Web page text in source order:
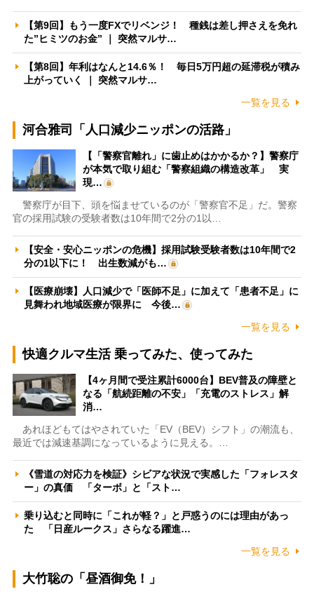
【第9回】もう一度FXでリベンジ！ 種銭は差し押さえを免れ
た”ヒミツのお金” ｜ 突然マルサ…
【第8回】年利はなんと14.6％！ 毎日5万円超の延滞税が積み
上がっていく ｜ 突然マルサ…
一覧を見る
河合雅司「人口減少ニッポンの活路」
【「警察官離れ」に歯止めはかかるか？】警察庁
が本気で取り組む「警察組織の構造改革」 実
現…
警察庁が目下、頭を悩ませているのが「警察官不足」だ。警察
官の採用試験の受験者数は10年間で2分の1以…
【安全・安心ニッポンの危機】採用試験受験者数は10年間で2
分の1以下に！ 出生数減がも…
【医療崩壊】人口減少で「医師不足」に加えて「患者不足」に
見舞われ地域医療が限界に 今後…
一覧を見る
快適クルマ生活 乗ってみた、使ってみた
【4ヶ月間で受注累計6000台】BEV普及の障壁と
なる「航続距離の不安」「充電のストレス」解
消…
あれほどもてはやされていた「EV（BEV）シフト」の潮流も、
最近では減速基調になっているように見える。…
《雪道の対応力を検証》シビアな状況で実感した「フォレスタ
ー」の真価 「ターボ」と「スト…
乗り込むと同時に「これが軽？」と戸惑うのには理由があっ
た 「日産ルークス」さらなる躍進…
一覧を見る
大竹聡の「昼酒御免！」